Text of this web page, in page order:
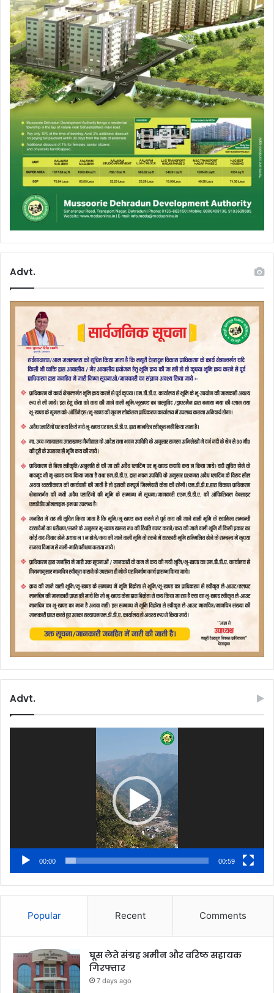
Advt.
Advt.
00:00 00:59
Popular Recent Comments
घूस लेते संग्रह अमीन और वरिष्ठ सहायक
गिरफ्तार
7 days ago